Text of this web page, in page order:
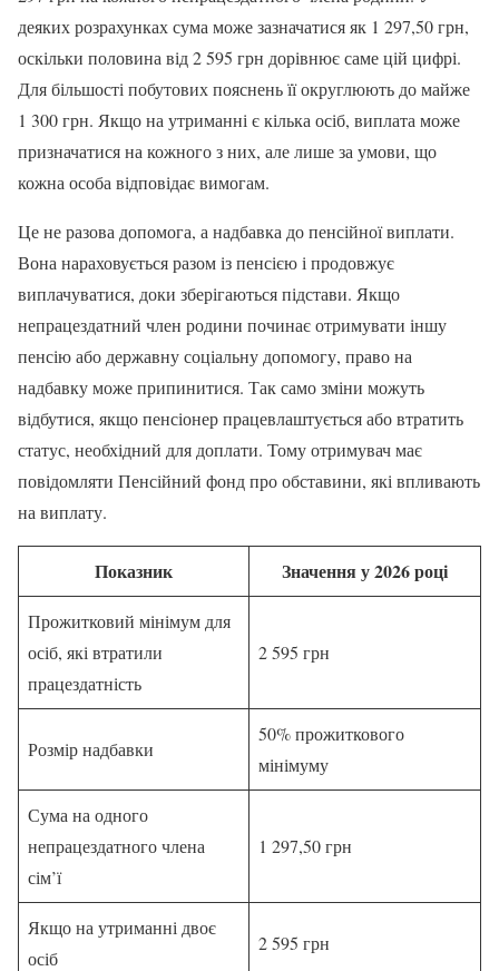
деяких розрахунках сума може зазначатися як 1 297,50 грн,
оскільки половина від 2 595 грн дорівнює саме цій цифрі.
Для більшості побутових пояснень її округлюють до майже
1 300 грн. Якщо на утриманні є кілька осіб, виплата може
призначатися на кожного з них, але лише за умови, що
кожна особа відповідає вимогам.
Це не разова допомога, а надбавка до пенсійної виплати.
Вона нараховується разом із пенсією і продовжує
виплачуватися, доки зберігаються підстави. Якщо
непрацездатний член родини починає отримувати іншу
пенсію або державну соціальну допомогу, право на
надбавку може припинитися. Так само зміни можуть
відбутися, якщо пенсіонер працевлаштується або втратить
статус, необхідний для доплати. Тому отримувач має
повідомляти Пенсійний фонд про обставини, які впливають
на виплату.
Показник Значення у 2026 році
Прожитковий мінімум для
осіб, які втратили
працездатність
2 595 грн
Розмір надбавки
50% прожиткового
мінімуму
Сума на одного
непрацездатного члена
сім’ї
1 297,50 грн
Якщо на утриманні двоє
осіб
2 595 грн